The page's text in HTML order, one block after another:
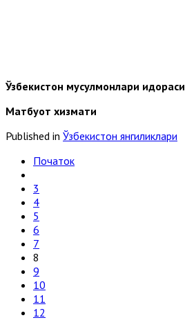
Ўзбекистон мусулмонлари идораси
Матбуот хизмати
Published in Ўзбекистон янгиликлари
Початок
3
4
5
6
7
8
9
10
11
12